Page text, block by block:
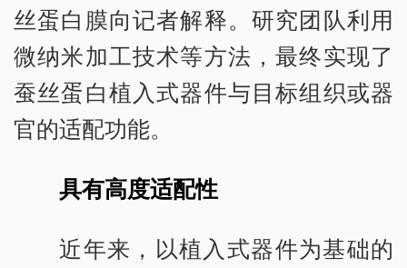
丝蛋白膜向记者解释。研究团队利用
微纳米加工技术等方法，最终实现了
蚕丝蛋白植入式器件与目标组织或器
官的适配功能。
具有高度适配性
近年来，以植入式器件为基础的